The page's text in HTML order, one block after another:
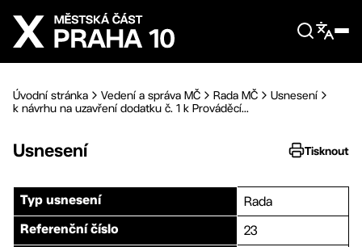
Přejít na hlavní obsah
Úvodní stránka Vedení a správa MČ Rada MČ
Usnesení
k návrhu na uzavření dodatku č. 1 k Prováděcí...
Usnesení Tisknout
Typ usnesení Rada
Referenční číslo 23